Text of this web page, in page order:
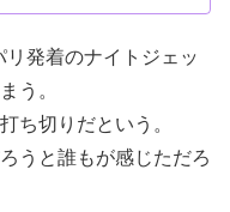
発着のナイトジェッ
う。
ち切りだという。
うと誰もが感じただろ